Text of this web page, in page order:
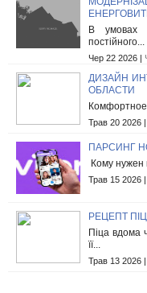
В умовах
постійного...
Чер 22 2026 |
ДИЗАЙН
ОБЛАСТИ
Комфортное
Трав 20 2026 |
ПАРСИНГ
Кому нужен
Трав 15 2026 |
РЕЦЕПТ
Піца вдома
її...
Трав 13 2026 |